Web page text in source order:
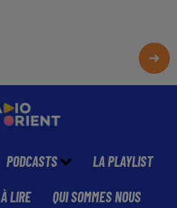
PODCASTS LA PLAYLIST
À LIRE QUI SOMMES NOUS